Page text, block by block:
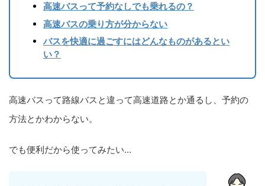
高速バスって予約なしでも乗れるの？
高速バスの乗り方が分からない
バスを快適に過ごすにはどんなものがあるとい
い？
高速バスって路線バスと違って高速道路とか通るし、予約の
方法とかわからない。
でも便利だから使ってみたい…